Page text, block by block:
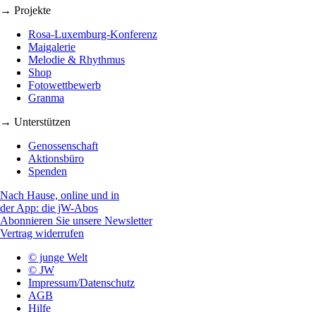
→ Projekte
Rosa-Luxemburg-Konferenz
Maigalerie
Melodie & Rhythmus
Shop
Fotowettbewerb
Granma
→ Unterstützen
Genossenschaft
Aktionsbüro
Spenden
Nach Hause, online und in
der App: die jW-Abos
Abonnieren Sie unsere Newsletter
Vertrag widerrufen
© junge Welt
© JW
Impressum/Datenschutz
AGB
Hilfe